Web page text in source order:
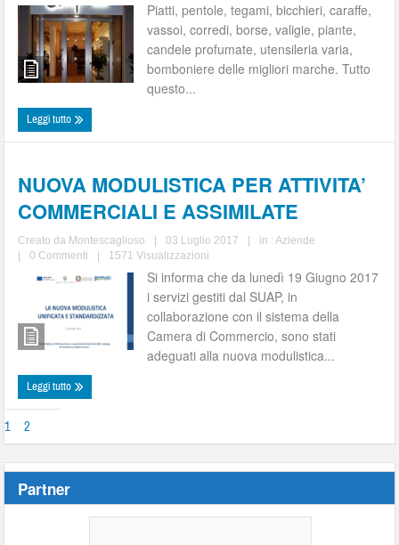
Piatti, pentole, tegami, bicchieri, caraffe,
vassoi, corredi, borse, valigie, piante,
candele profumate, utensileria varia,
bomboniere delle migliori marche. Tutto
questo...
Leggi tutto
NUOVA MODULISTICA PER ATTIVITA’
COMMERCIALI E ASSIMILATE
Creato da Montescaglioso 03 Luglio 2017 in :Aziende
0 Commenti 1571 Visualizzazioni
Si informa che da lunedì 19 Giugno 2017
i servizi gestiti dal SUAP, in
collaborazione con il sistema della
Camera di Commercio, sono stati
adeguati alla nuova modulistica...
Leggi tutto
1 2
Partner